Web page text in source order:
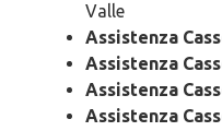
Valle
Assistenza
Assistenza
Assistenza
Assistenza